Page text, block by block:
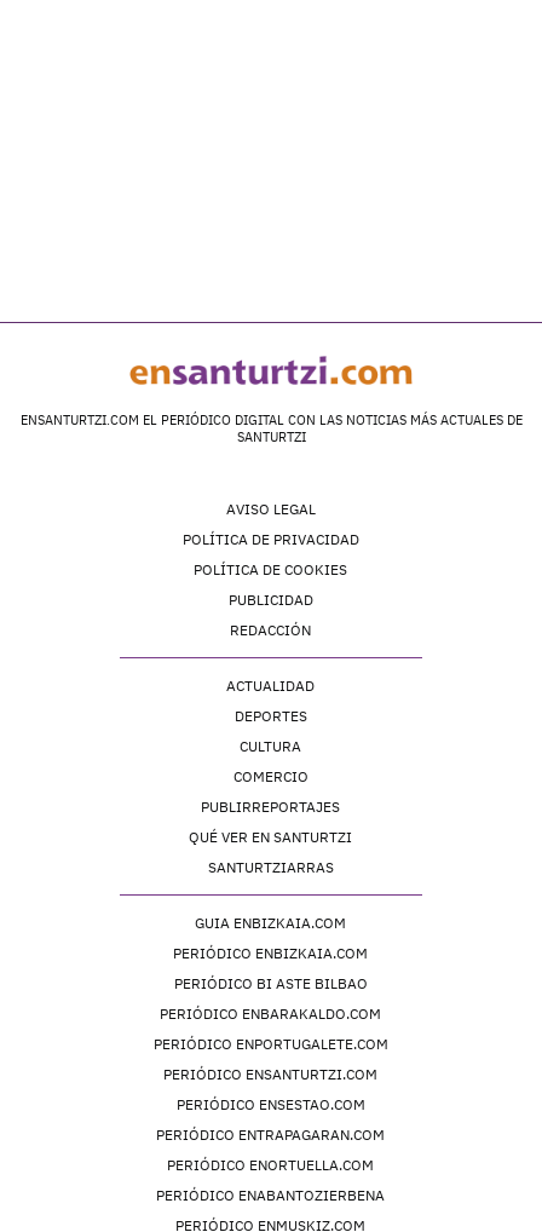
ENSANTURTZI.COM EL PERIÓDICO DIGITAL CON LAS NOTICIAS MÁS ACTUALES DE
SANTURTZI
AVISO LEGAL
POLÍTICA DE PRIVACIDAD
POLÍTICA DE COOKIES
PUBLICIDAD
REDACCIÓN
ACTUALIDAD
DEPORTES
CULTURA
COMERCIO
PUBLIRREPORTAJES
QUÉ VER EN SANTURTZI
SANTURTZIARRAS
GUIA ENBIZKAIA.COM
PERIÓDICO ENBIZKAIA.COM
PERIÓDICO BI ASTE BILBAO
PERIÓDICO ENBARAKALDO.COM
PERIÓDICO ENPORTUGALETE.COM
PERIÓDICO ENSANTURTZI.COM
PERIÓDICO ENSESTAO.COM
PERIÓDICO ENTRAPAGARAN.COM
PERIÓDICO ENORTUELLA.COM
PERIÓDICO ENABANTOZIERBENA
PERIÓDICO ENMUSKIZ.COM